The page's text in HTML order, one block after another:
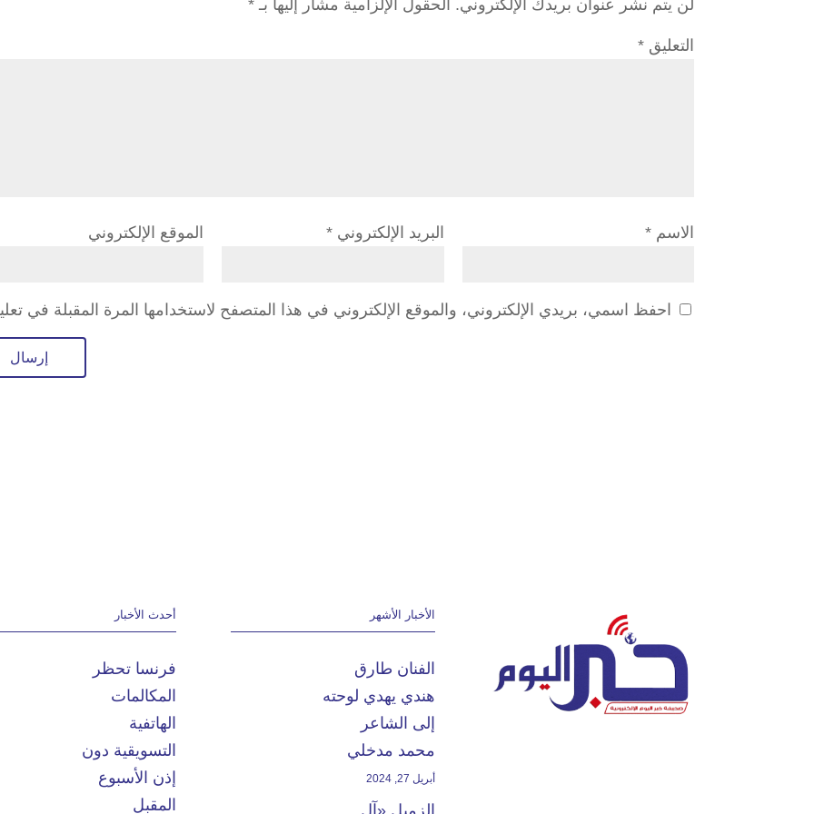
لن يتم نشر عنوان بريدك الإلكتروني. الحقول الإلزامية مشار إليها بـ *
التعليق *
الاسم * البريد الإلكتروني * الموقع الإلكتروني
احفظ اسمي، بريدي الإلكتروني، والموقع الإلكتروني في هذا المتصفح لاستخدامها المرة المقبلة في
الأخبار الأشهر
الفنان طارق
هندي يهدي لوحته
إلى الشاعر
محمد مدخلي
أبريل 27, 2024
الزميل «آل
أحدث الأخبار
فرنسا تحظر
المكالمات
الهاتفية
التسويقية دون
إذن الأسبوع
المقبل